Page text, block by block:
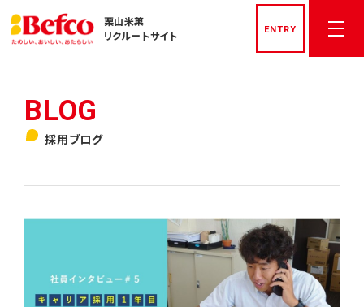
栗山米菓
リクルートサイト
ENTRY
先輩社員インタビュー
栗山米菓を知る
数字でみる栗山米菓
採用ブログ